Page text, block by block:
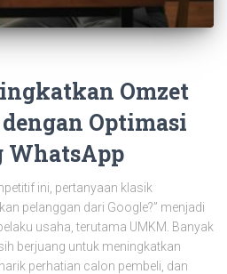
Omzet
Optimasi
WhatsApp
ini, pertanyaan klasik
pelanggan dari Google?” menjadi
usaha, terutama UMKM. Banyak
berjuang untuk meningkatkan
perhatian calon pembeli, dan